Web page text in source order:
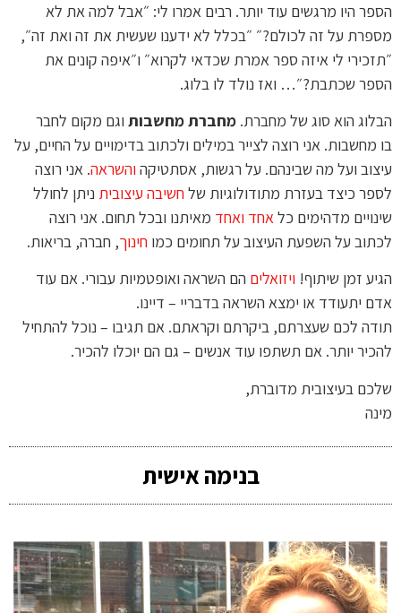
הספר היו מרגשים עוד יותר. רבים אמרו לי: ״אבל למה את לא
מספרת על זה לכולם?״ ״בכלל לא ידענו שעשית את זה ואת זה״,
״תזכירי לי איזה ספר אמרת שכדאי לקרוא״ ו״איפה קונים את
הספר שכתבת?״… ואז נולד לו בלוג.
הבלוג הוא סוג של מחברת. מחברת מחשבות וגם מקום לחבר
בו מחשבות. אני רוצה לצייר במילים ולכתוב בדימויים על החיים, על
עיצוב ועל מה שבינהם. על רגשות, אסתטיקהוהשראה. אני רוצה
לספר כיצד בעזרת מתודולוגיות של חשיבה עיצובית ניתן לחולל
שינויים מדהימים כלאחד ואחד מאיתנו ובכל תחום. אני רוצה
לכתוב על השפעת העיצוב על תחומים כמו חינוך, חברה, בריאות.
הגיע זמן שיתוף! ויזואלים הם השראה ואופטמיות עבורי. אם עוד
אדם יתעודד או ימצא השראה בדבריי – דיינו.
תודה לכם שעצרתם, ביקרתם וקראתם. אם תגיבו – נוכל להתחיל
להכיר יותר. אם תשתפו עוד אנשים – גם הם יוכלו להכיר.
שלכם בעיצובית מדוברת,
מינה
בנימה אישית